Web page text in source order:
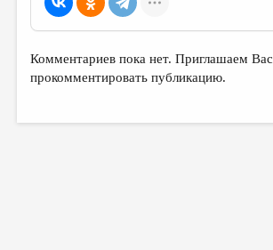
Комментариев пока нет. Приглашаем Вас
прокомментировать публикацию.